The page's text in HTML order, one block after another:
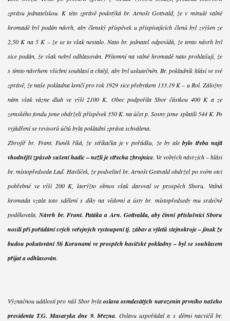
zprávu jednatelskou. K této zprávě podotýká br. Arnošt Gottvald, že v minulé valné
hromadě byl podán návrh, aby členský příspěvek u přispívajících členů byl zvýšen ze
2,50 K na 5 K – že se to však nestalo. Nato br. jednatel odpovídá, že tento návrh byl
sice podán, že však nebyl odhlasován. Přítomní na valné hromadě nato prohlašují, že
s tímto návrhem všichni souhlasí a chtějí, aby byl uskutečněn. Br. pokladník hlásí ve své
zprávě, že naše pokladna končí pro rok 1929 sice přebytkem 133.19 K – u Rol. Záložny
nám však vázne dluh ve výši 2100 K. Obec podpořila Sbor částkou 400 K a ze
zemského fondu jsme obdrželi příspěvek 350 K. na účet p. Sosny jsme splatili 544 K. Po
vyjádření se revisorů účtů byla pokladní zpráva schválena.
Zbrojíř br. Frant. Funěk říká, že stříkačka je v pořádku, že by alebylo třeba najít
vhodnější způsob sušení hadic – nežli je střecha zbrojnice. Ve volných návrzích – hlásí
br. místopředseda Laď. Havlíček, že podvelitel br. Arnošt Gottvald obdržel po svém otci
pohřebné ve výši 200 K, kterýžto obnos však daroval ve prospěch Sboru. Valná
hromada vzala toto sdělení s díky na vědomí a ústy br. místopředsedy mu srdečně
poděkovala.Návrh br. Frant. Patáka a Arn. Gottvalda, aby činní příslušníci Sboru
nosili při pořádání svých veřejných vystoupení tj. zábav a výletů stejnokroje – jinak že
budou pokutování 5ti Korunami ve prospěch hasičské pokladny – byl se souhlasem
přijat a odhlasován.
Význačnou událostí pro náš Sbor bylaoslava osmdesátých narozenin prvního našeho
presidenta T.G. Masaryka dne 9. března. Oslavu uspořádal a s dětmi nacvičil br.